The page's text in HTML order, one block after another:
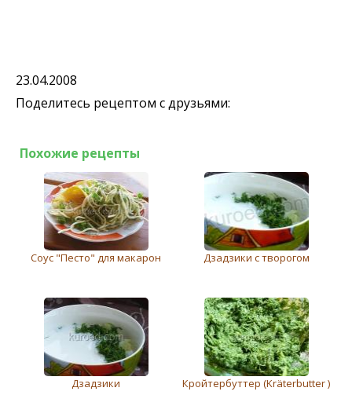
23.04.2008
Поделитесь рецептом с друзьями:
Похожие рецепты
Соус "Песто" для макарон Дзадзики с творогом
Дзадзики
Кройтербуттер (Kräterbutter )